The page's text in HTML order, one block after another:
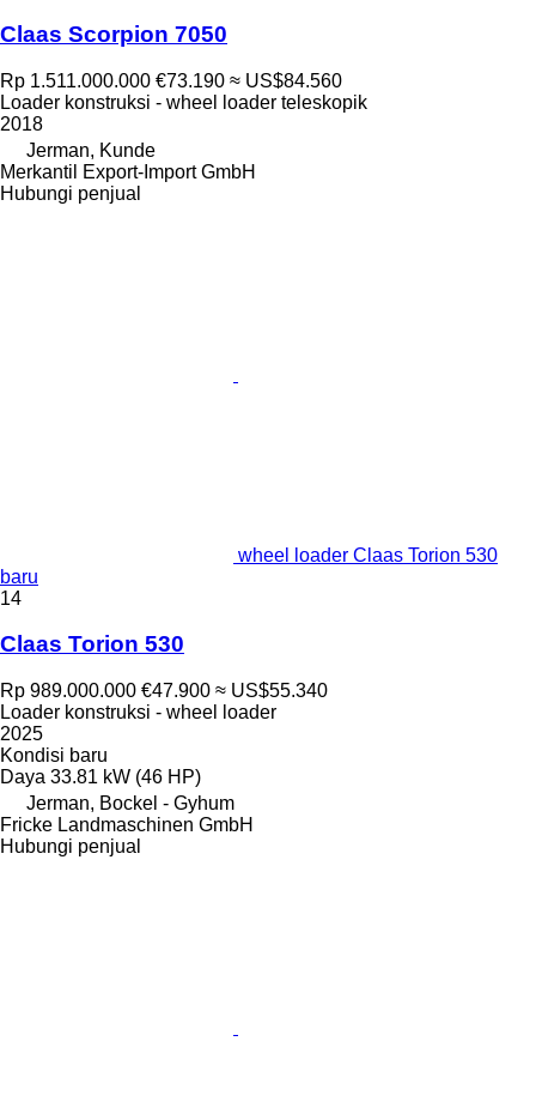
Claas Scorpion 7050
Rp 1.511.000.000 €73.190 ≈ US$84.560
Loader konstruksi - wheel loader teleskopik
2018
Jerman, Kunde
Merkantil Export-Import GmbH
Hubungi penjual
wheel loader Claas Torion 530
baru
14
Claas Torion 530
Rp 989.000.000 €47.900 ≈ US$55.340
Loader konstruksi - wheel loader
2025
Kondisi baru
Daya 33.81 kW (46 HP)
Jerman, Bockel - Gyhum
Fricke Landmaschinen GmbH
Hubungi penjual